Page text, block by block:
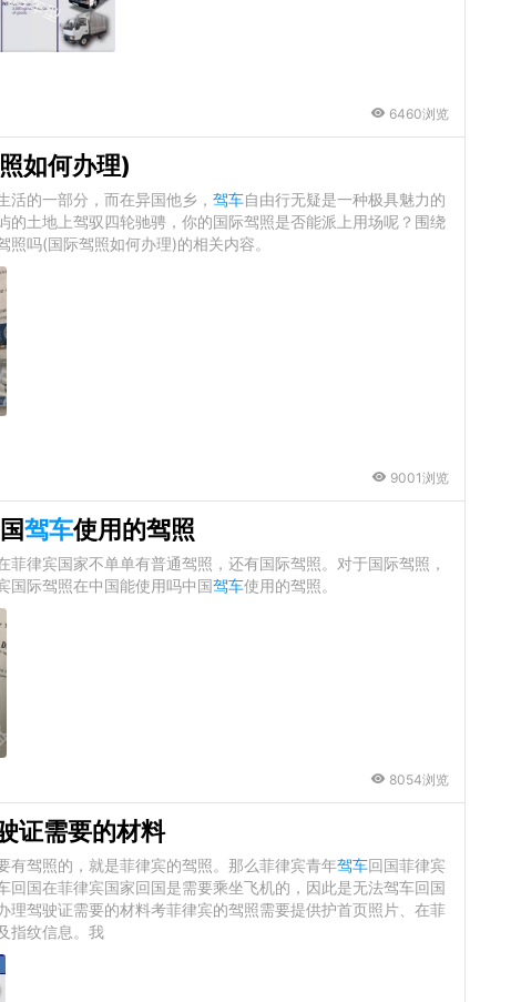
6460浏览
如何办理)
的一部分，而在异国他乡， 驾车自由行无疑是一种极具魅力的
土地上驾驭四轮驰骋，你的国际驾照是否能派上用场呢？围绕
吗(国际驾照如何办理)的相关内容。
9001浏览
驾车使用的驾照
律宾国家不单单有普通驾照，还有国际驾照。对于国际驾照，
国际驾照在中国能使用吗中国驾车使用的驾照。
8054浏览
证需要的材料
有驾照的，就是菲律宾的驾照。那么菲律宾青年驾车回国菲律宾
国在菲律宾国家回国是需要乘坐飞机的，因此是无法驾车回国
驾驶证需要的材料考菲律宾的驾照需要提供护首页照片、在菲
指纹信息。我